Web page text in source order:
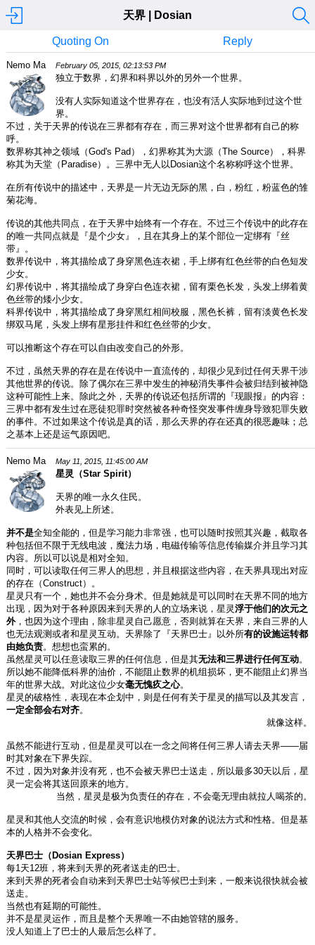
天界 | Dosian
Quoting On Reply
Nemo Ma February 05, 2015, 02:13:53 PM
独立于数界，幻界和科界以外的另外一个世界。
没有人实际知道这个世界存在，也没有活人实际地到过这个世
界。
不过，关于天界的传说在三界都有存在，而三界对这个世界都有自己的称
呼。
数界称其神之领域（God's Pad），幻界称其为大源（The Source），科界
称其为天堂（Paradise）。三界中无人以Dosian这个名称称呼这个世界。
在所有传说中的描述中，天界是一片无边无际的黑，白，粉红，粉蓝色的雏
菊花海。
传说的其他共同点，在于天界中始终有一个存在。不过三个传说中的此存在
的唯一共同点就是『是个少女』，且在其身上的某个部位一定绑有『丝
带』。
数界传说中，将其描绘成了身穿黑色连衣裙，手上绑有红色丝带的白色短发
少女。
幻界传说中，将其描绘成了身穿白色连衣裙，留有栗色长发，头发上绑着黄
色丝带的矮小少女。
科界传说中，将其描绘成了身穿黑红相间校服，黑色长裤，留有淡黄色长发
绑双马尾，头发上绑有星形挂件和红色丝带的少女。
可以推断这个存在可以自由改变自己的外形。
不过，虽然天界的存在是在传说中一直流传的，却很少见到过任何天界干涉
其他世界的传说。除了偶尔在三界中发生的神秘消失事件会被归结到被神隐
这种可能性上来。除此之外，天界的传说还包括所谓的『现眼报』的内容：
三界中都有发生过在恶徒犯罪时突然被各种奇怪突发事件缠身导致犯罪失败
的事件。不过如果这个传说是真的话，那么天界的存在还真的很恶趣味；总
之基本上还是运气原因吧。
Nemo Ma May 11, 2015, 11:45:00 AM
星灵（Star Spirit）
天界的唯一永久住民。
外表见上所述。
并不是全知全能的，但是学习能力非常强，也可以随时按照其兴趣，截取各
种包括但不限于无线电波，魔法力场，电磁传输等信息传输媒介并且学习其
内容。所以可以说是相对全知。
同时，可以读取任何三界人的思想，并且根据这些内容，在天界具现出对应
的存在（Construct）。
星灵只有一个，她也并不会分身术。但是她就是可以同时在天界不同的地方
出现，因为对于各种原因来到天界的人的立场来说，星灵浮于他们的次元之
外，也因为这个理由，除非星灵自己愿意，否则就算在天界，来自三界的人
也无法观测或者和星灵互动。天界除了『天界巴士』以外所有的设施运转都
由她负责。想想也蛮累的。
虽然星灵可以任意读取三界的任何信息，但是其无法和三界进行任何互动。
所以她不能降低科界的油价，不能阻止数界的机组损坏，更不能阻止幻界当
年的世界大战。对此这位少女毫无愧疚之心。
星灵的破格性，表现在本企划中，则是任何有关于星灵的描写以及其发言，
一定全部会右对齐。
就像这样。
虽然不能进行互动，但是星灵可以在一念之间将任何三界人请去天界——届
时其对象在下界失踪。
不过，因为对象并没有死，也不会被天界巴士送走，所以最多30天以后，星
灵一定会将其送回原来的地方。
当然，星灵是极为负责任的存在，不会毫无理由就拉人喝茶的。
星灵和其他人交流的时候，会有意识地模仿对象的说法方式和性格。但是基
本的人格并不会变化。
天界巴士（Dosian Express）
每1天12班，将来到天界的死者送走的巴士。
来到天界的死者会自动来到天界巴士站等候巴士到来，一般来说很快就会被
送走。
当然也有延期的可能性。
并不是星灵运作，而且是整个天界唯一不由她管辖的服务。
没人知道上了巴士的人最后怎么样了。